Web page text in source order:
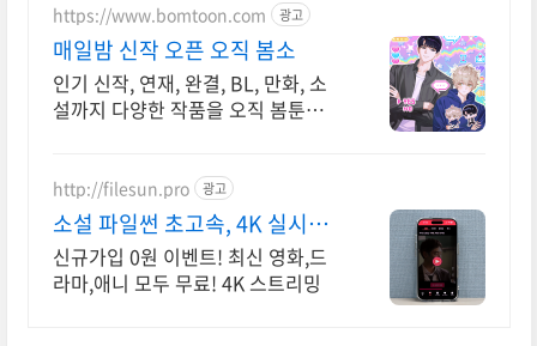
https://www.bomtoon.com 광고
매일밤 신작 오픈 오직 봄소
인기 신작, 연재, 완결, BL, 만화, 소
설까지 다양한 작품을 오직 봄툰에서
http://filesun.pro 광고
소설 파일썬 초고속, 4K 실시간
보기!
신규가입 0원 이벤트! 최신 영화,드
라마,애니 모두 무료! 4K 스트리밍